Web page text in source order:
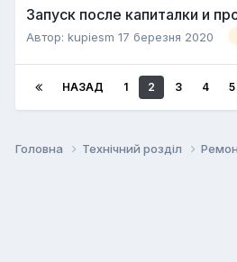
Запуск после капиталки и
Автор: kupiesm 17 березня 2020
НАЗАД 1 2 3 4 5
Головна Технічний розділ